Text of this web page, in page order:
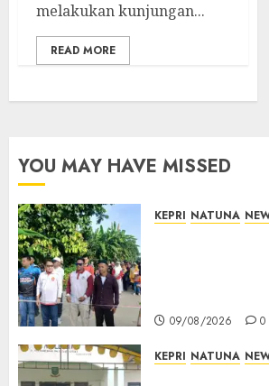
melakukan kunjungan...
READ MORE
YOU MAY HAVE MISSED
KEPRI NATUNA
09/08/2026 0
KEPRI NATUNA